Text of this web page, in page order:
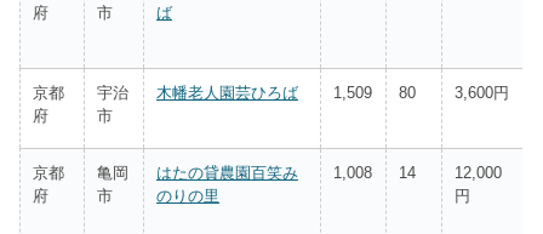
府
市
ば
京都
府
宇治
市
木幡老人園芸ひろば 1,509 80 3,600円
京都
府
亀岡
市
はたの貸農園百笑み
のりの里
1,008 14
12,000
円